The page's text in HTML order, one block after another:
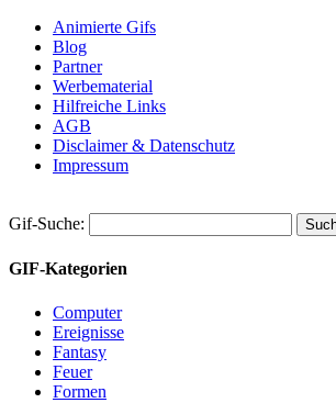
Animierte Gifs
Blog
Partner
Werbematerial
Hilfreiche Links
AGB
Disclaimer & Datenschutz
Impressum
Gif-Suche:
GIF-Kategorien
Computer
Ereignisse
Fantasy
Feuer
Formen